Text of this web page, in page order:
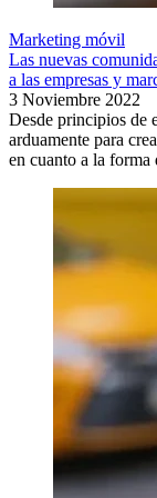
Marketing móvil
Las nuevas
a las empresas y
3 Noviembre 2022
Desde principios de
arduamente para
en cuanto a la forma